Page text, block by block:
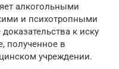
алкогольными
и психотропными
к иску
полученное в
учреждении.